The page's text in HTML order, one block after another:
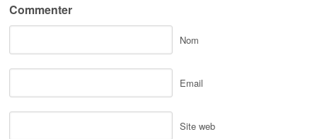
Commenter
Nom
Email
Site web